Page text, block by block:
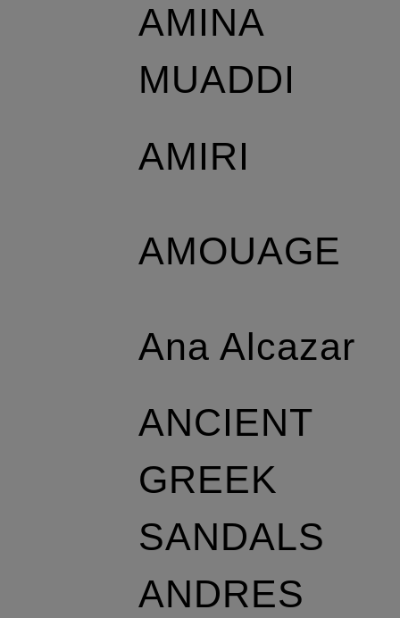
AMINA
MUADDI
AMIRI
AMOUAGE
Ana Alcazar
ANCIENT
GREEK
SANDALS
ANDRES